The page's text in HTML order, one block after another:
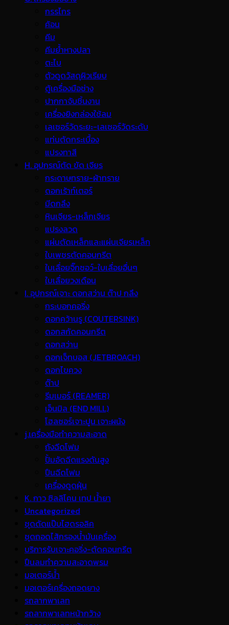
กรรไกร
ค้อน
คีม
คีมย้ำหางปลา
ตะไบ
ตัวดูดวัสดุผิวเรียบ
ตู้เครื่องมือช่าง
ปากกาจับชิ้นงาน
เครื่องยิงกล่องใช้ลม
เลเซอร์วัดระยะ-เลเซอร์วัดระดับ
แท่นตัดกระเบื้อง
แปรงทาสี
H. อุปกรณ์ตัด ขัด เจียร
กระดาษทราย-ผ้าทราย
ดอกเร้าท์เตอร์
มีดกลึง
หินเจียร-เหล็กเจียร
แปรงลวด
แผ่นตัดเหล็กและแผ่นเจียรเหล็ก
ใบเพชรตัดคอนกรีต
ใบเลื่อยจิ๊กซอว์-ใบเลื่อยอื่นๆ
ใบเลื่อยวงเดือน
I. อุปกรณ์เจาะ ดอกสว่าน ต๊าป กลึง
กระบอกคอริ่ง
ดอกคว้านรู (COUTERSINK)
ดอกสกัดคอนกรีต
ดอกสว่าน
ดอกเจ็ทบอส (JETBROACH)
ดอกไขควง
ต๊าป
รีมเมอร์ (REAMER)
เอ็นมิล (END MILL)
โฮลซอร์เจาะปูน เจาะผนัง
j.เครื่องมือทำความสะอาด
ถังฉีดโฟม
ปั้มอัดฉีดแรงดันสูง
ปืนฉีดโฟม
เครื่องดูดฝุ่น
K. กาว ซิลลิโคน เทป น้ำยา
Uncategorized
ชุดดัดแป๊บไฮดรอลิค
ชุดถอดไส้กรองน้ำมันเครื่อง
บริการรับเจาะคอริ่ง-ตัดคอนกรีต
ปืนลมทำความสะอาดพรม
มอเตอร์น้ำ
มอเตอร์เครื่องถอดยาง
รถลากพาเลท
รถลากพาเลทหน้ากว้าง